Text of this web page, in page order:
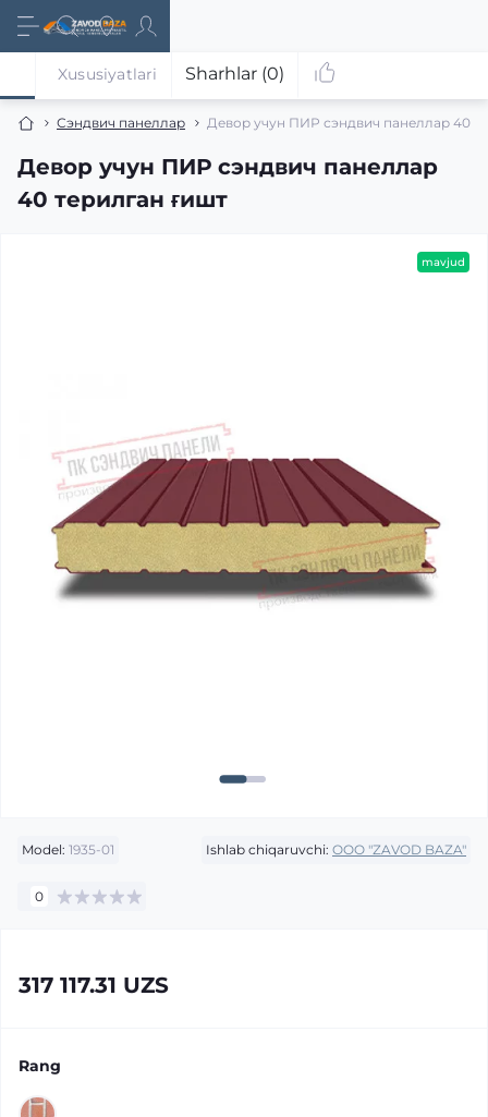
Сэндвич панеллар Девор учун ПИР сэндвич панеллар 40
Девор учун ПИР сэндвич панеллар
40 терилган ғишт
Xususiyatlari Sharhlar (0)
mavjud
Model: 1935-01 Ishlab chiqaruvchi: OOO "ZAVOD BAZA"
0
317 117.31 UZS
Rang